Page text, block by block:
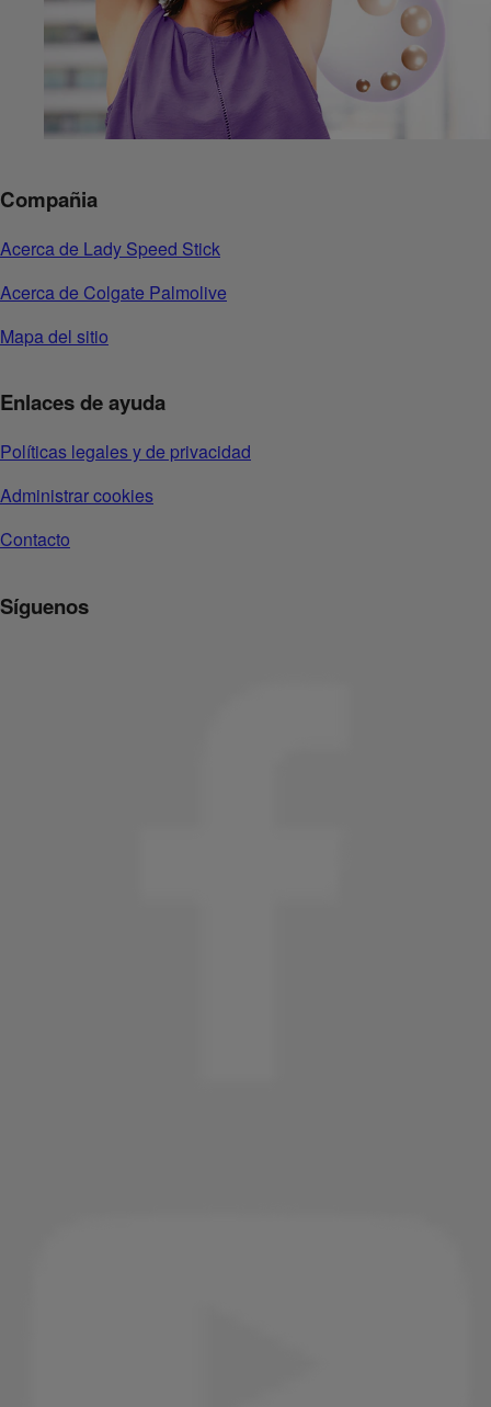
Compañia
Acerca de Lady Speed Stick
Acerca de Colgate Palmolive
Mapa del sitio
Enlaces de ayuda
Políticas legales y de privacidad
Administrar cookies
Contacto
Síguenos